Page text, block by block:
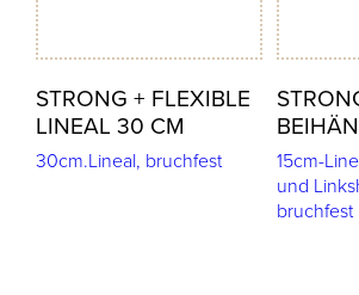
STRONG + FLEXIBLE
LINEAL 30 CM
30cm.Lineal, bruchfest
15cm-
und
bruchfest